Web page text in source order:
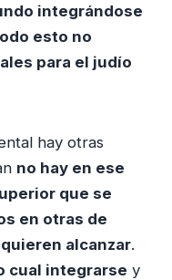
integrándose
esto no
para el judío
hay otras
no hay en ese
que se
en otras de
alcanzar.
cual integrarse y